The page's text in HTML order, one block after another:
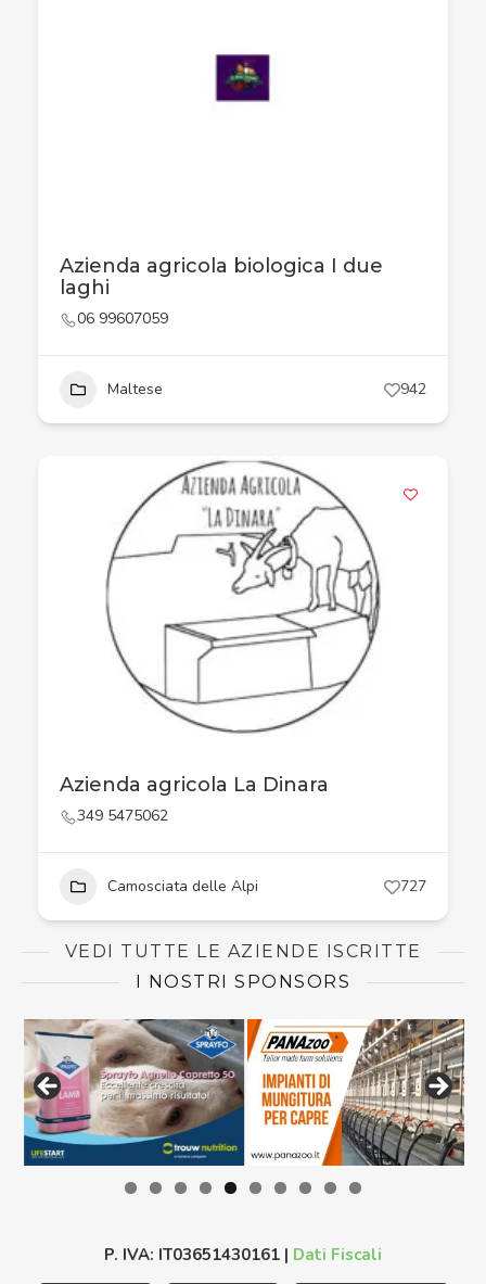
Azienda agricola biologica I due
laghi
06 99607059
Maltese 942
Azienda agricola La Dinara
349 5475062
Camosciata delle Alpi 727
VEDI TUTTE LE AZIENDE ISCRITTE
I NOSTRI SPONSORS
P. IVA: IT03651430161 | Dati Fiscali